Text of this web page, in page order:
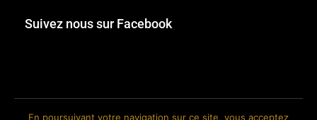
Suivez nous sur Facebook
En poursuivant votre navigation sur ce site, vous acceptez